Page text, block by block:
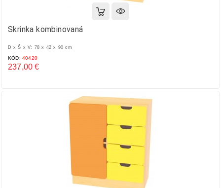
Skrinka kombinovaná
D x Š x V: 78 x 42 x 90 cm
KÓD: 40420
237,00 €